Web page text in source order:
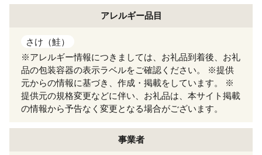
アレルギー品目
さけ（鮭）
※アレルギー情報につきましては、お礼品到着後、お礼
品の包装容器の表示ラベルをご確認ください。 ※提供
元からの情報に基づき、作成・掲載をしています。 ※
提供元の規格変更などに伴い、お礼品は、本サイト掲載
の情報から予告なく変更となる場合がございます。
事業者